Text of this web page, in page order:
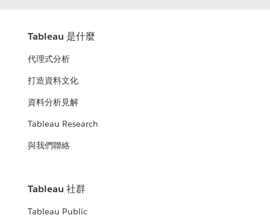
Tableau 是什麼
代理式分析
打造資料文化
資料分析見解
Tableau Research
與我們聯絡
Tableau 社群
Tableau Public